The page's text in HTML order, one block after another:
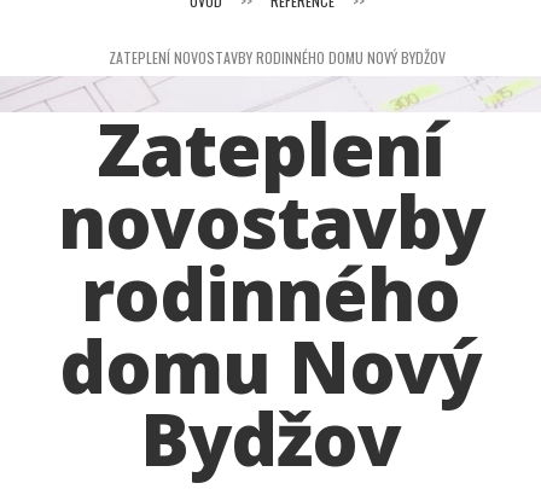
ZATEPLENÍ NOVOSTAVBY RODINNÉHO DOMU NOVÝ BYDŽOV
Zateplení
novostavby
rodinného
domu Nový
Bydžov